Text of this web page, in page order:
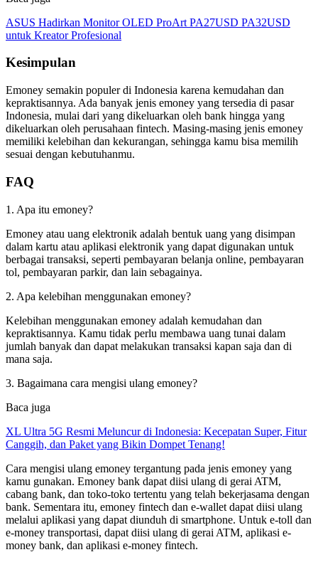
ASUS Hadirkan Monitor OLED ProArt PA27USD PA32USD
untuk Kreator Profesional
Kesimpulan
Emoney semakin populer di Indonesia karena kemudahan dan
kepraktisannya. Ada banyak jenis emoney yang tersedia di pasar
Indonesia, mulai dari yang dikeluarkan oleh bank hingga yang
dikeluarkan oleh perusahaan fintech. Masing-masing jenis emoney
memiliki kelebihan dan kekurangan, sehingga kamu bisa memilih
sesuai dengan kebutuhanmu.
FAQ
1. Apa itu emoney?
Emoney atau uang elektronik adalah bentuk uang yang disimpan
dalam kartu atau aplikasi elektronik yang dapat digunakan untuk
berbagai transaksi, seperti pembayaran belanja online, pembayaran
tol, pembayaran parkir, dan lain sebagainya.
2. Apa kelebihan menggunakan emoney?
Kelebihan menggunakan emoney adalah kemudahan dan
kepraktisannya. Kamu tidak perlu membawa uang tunai dalam
jumlah banyak dan dapat melakukan transaksi kapan saja dan di
mana saja.
3. Bagaimana cara mengisi ulang emoney?
Baca juga
XL Ultra 5G Resmi Meluncur di Indonesia: Kecepatan Super, Fitur
Canggih, dan Paket yang Bikin Dompet Tenang!
Cara mengisi ulang emoney tergantung pada jenis emoney yang
kamu gunakan. Emoney bank dapat diisi ulang di gerai ATM,
cabang bank, dan toko-toko tertentu yang telah bekerjasama dengan
bank. Sementara itu, emoney fintech dan e-wallet dapat diisi ulang
melalui aplikasi yang dapat diunduh di smartphone. Untuk e-toll dan
e-money transportasi, dapat diisi ulang di gerai ATM, aplikasi e-
money bank, dan aplikasi e-money fintech.